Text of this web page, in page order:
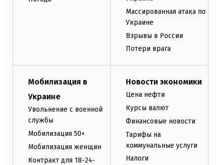
Массированная атака по
Украине
Взрывы в России
Потери врага
Мобилизация в
Украине
Увольнение с военной
службы
Мобилизация 50+
Мобилизация женщин
Контракт для 18-24-
Новости экономики
Цена нефти
Курсы валют
Финансовые новости
Тарифы на
коммунальные услуги
Налоги